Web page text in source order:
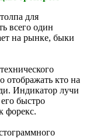
для
всего один
на рынке, быки
отображать кто на
Индикатор лучи
быстро
форекс.